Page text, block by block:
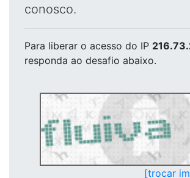
conosco.
Para liberar o acesso do IP
responda ao desafio abaixo.
[trocar